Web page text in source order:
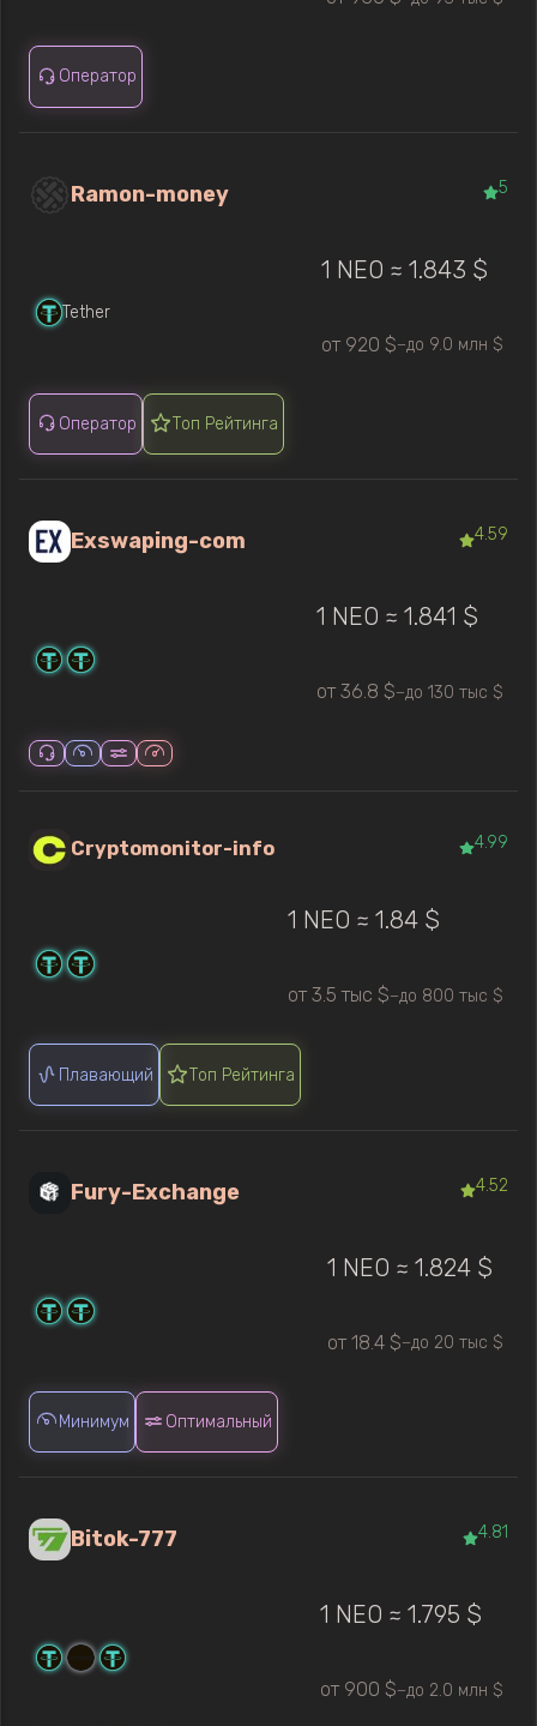
Оператор
Ramon-money 5
Tether
1 NEO ≈ 1.843 $
от 920 $—до 9.0 млн $
Оператор Топ Рейтинга
Exswaping-com 4.59
1 NEO ≈ 1.841 $
от 36.8 $—до 130 тыс $
Cryptomonitor-info 4.99
1 NEO ≈ 1.84 $
от 3.5 тыс $—до 800 тыс $
Плавающий Топ Рейтинга
Fury-Exchange 4.52
1 NEO ≈ 1.824 $
от 18.4 $—до 20 тыс $
Минимум Оптимальный
Bitok-777 4.81
1 NEO ≈ 1.795 $
от 900 $—до 2.0 млн $